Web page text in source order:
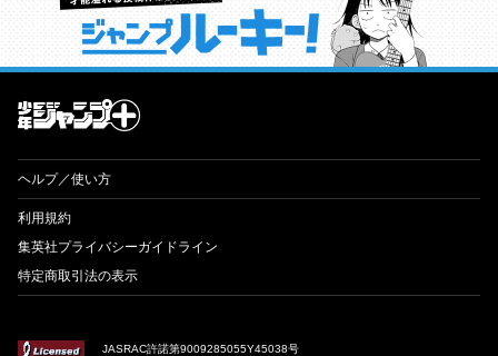
才能溢れる投稿作が読み放題！ ジャンプルーキー！
ヘルプ／使い方
利用規約
集英社プライバシーガイドライン
特定商取引法の表示
JASRAC許諾第9009285055Y45038号